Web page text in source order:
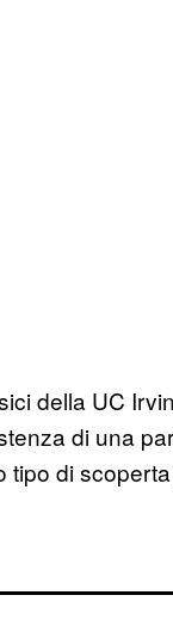
della UC
di una
di